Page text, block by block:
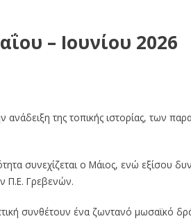
– Ιουνίου 2026
της τοπικής ιστορίας, των
συνεχίζεται ο Μάιος, ενώ εξίσου
Π.Ε. Γρεβενών.
συνθέτουν ένα ζωντανό μωσαϊκό